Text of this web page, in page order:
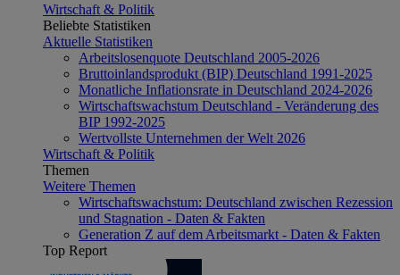
Wirtschaft & Politik
Beliebte Statistiken
Aktuelle Statistiken
Arbeitslosenquote Deutschland 2005-2026
Bruttoinlandsprodukt (BIP) Deutschland 1991-2025
Monatliche Inflationsrate in Deutschland 2024-2026
Wirtschaftswachstum Deutschland - Veränderung des
BIP 1992-2025
Wertvollste Unternehmen der Welt 2026
Wirtschaft & Politik
Themen
Weitere Themen
Wirtschaftswachstum: Deutschland zwischen Rezession
und Stagnation - Daten & Fakten
Generation Z auf dem Arbeitsmarkt - Daten & Fakten
Top Report